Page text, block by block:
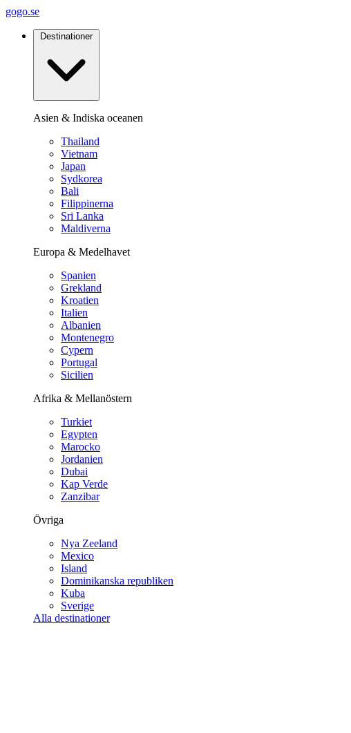
gogo.se
Destinationer
Asien & Indiska oceanen
Thailand
Vietnam
Japan
Sydkorea
Bali
Filippinerna
Sri Lanka
Maldiverna
Europa & Medelhavet
Spanien
Grekland
Kroatien
Italien
Albanien
Montenegro
Cypern
Portugal
Sicilien
Afrika & Mellanöstern
Turkiet
Egypten
Marocko
Jordanien
Dubai
Kap Verde
Zanzibar
Övriga
Nya Zeeland
Mexico
Island
Dominikanska republiken
Kuba
Sverige
Alla destinationer